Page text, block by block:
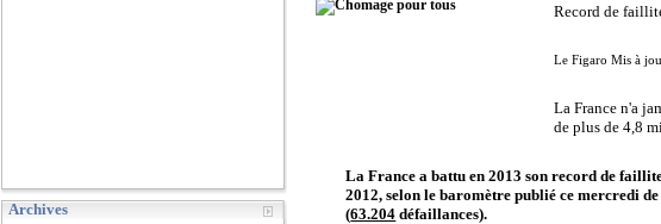
Archives
Record de
Le Figaro Mis à
La France n'a
de plus de 4,8
La France a battu en 2013 son record de
2012, selon le baromètre publié ce mercredi
(63.204 défaillances).